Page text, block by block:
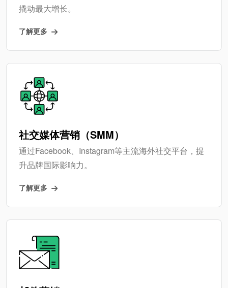
撬动最大增长。
了解更多
社交媒体营销（SMM）
通过Facebook、Instagram等主流海外社交平台，提
升品牌国际影响力。
了解更多